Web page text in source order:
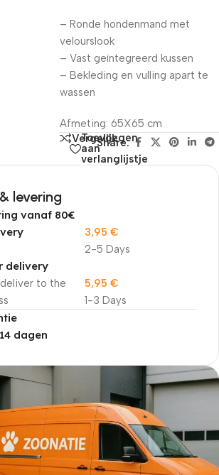
– Ronde hondenmand met
velourslook
– Vast geïntegreerd kussen
– Bekleding en vulling apart te
wassen
Afmeting: 65X65 cm
Vergelijk
Toevoegen
aan
verlanglijstje
Share:
levering
vanaf 80€
2-5 Days
3,95 €
delivery
to the
1-3 Days
5,95 €
dagen